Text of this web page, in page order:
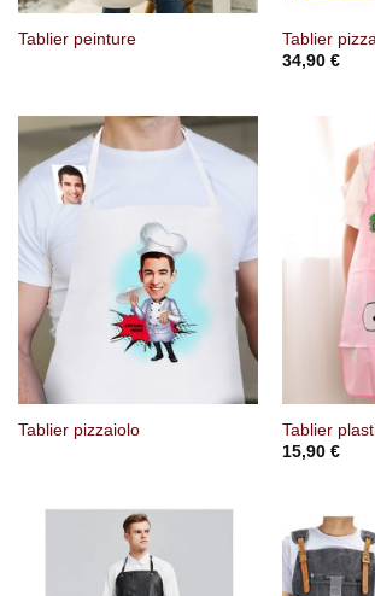
Tablier peinture
Tablier pizza
34,90 €
Tablier pizzaiolo
Tablier
15,90 €